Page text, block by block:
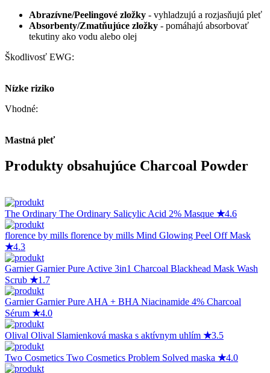
Abrazívne/Peelingové zložky - vyhladzujú a rozjasňujú pleť
Absorbenty/Zmatňujúce zložky - pomáhajú absorbovať
tekutiny ako vodu alebo olej
Škodlivosť EWG:
Nízke riziko
Vhodné:
Mastná pleť
Produkty obsahujúce Charcoal Powder
The Ordinary The Ordinary Salicylic Acid 2% Masque ★4.6
florence by mills florence by mills Mind Glowing Peel Off Mask
★4.3
GarnierGarnier Pure Active 3in1 Charcoal Blackhead Mask Wash
Scrub ★1.7
GarnierGarnier Pure AHA + BHA Niacinamide 4% Charcoal
Sérum ★4.0
Olival Olival Slamienková maska s aktívnym uhlím ★3.5
Two Cosmetics Two Cosmetics Problem Solved maska ★4.0